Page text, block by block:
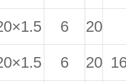
×1.5 6 20
×1.5 6 20